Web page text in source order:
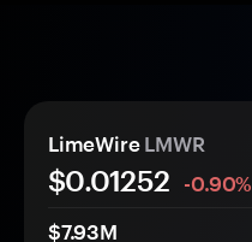
LimeWire LMWR
$0.01252
-0.90%
$7.93M